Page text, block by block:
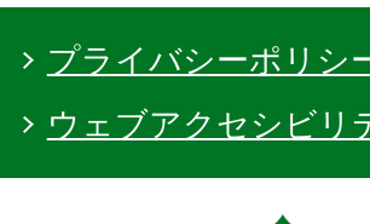
プライバシーポリシ
ウェブアクセシビリ